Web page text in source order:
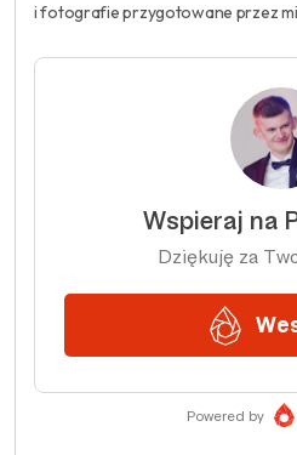
i fotografie przygotowane przez